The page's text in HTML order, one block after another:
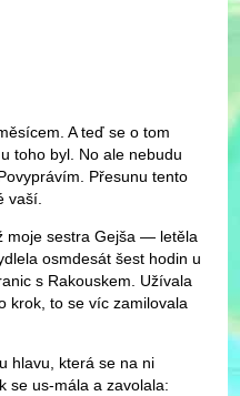
A teď se o tom
toho byl. No ale nebudu
Přesunu tento
vaší.
moje sestra Gejša — letěla
osmdesát šest hodin u
s Rakouskem. Užívala
krok, to se víc zamilovala
hlavu, která se na ni
se us-mála a zavolala: